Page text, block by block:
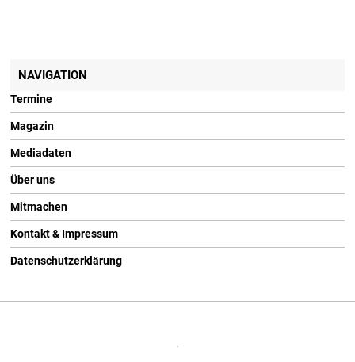
NAVIGATION
Termine
Magazin
Mediadaten
Über uns
Mitmachen
Kontakt & Impressum
Datenschutzerklärung